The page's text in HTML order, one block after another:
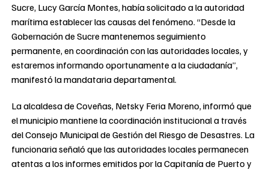
Sucre, Lucy García Montes, había solicitado a la autoridad
marítima establecer las causas del fenómeno. “Desde la
Gobernación de Sucre mantenemos seguimiento
permanente, en coordinación con las autoridades locales, y
estaremos informando oportunamente a la ciudadanía”,
manifestó la mandataria departamental.
La alcaldesa de Coveñas, Netsky Feria Moreno, informó que
el municipio mantiene la coordinación institucional a través
del Consejo Municipal de Gestión del Riesgo de Desastres. La
funcionaria señaló que las autoridades locales permanecen
atentas a los informes emitidos por la Capitanía de Puerto y